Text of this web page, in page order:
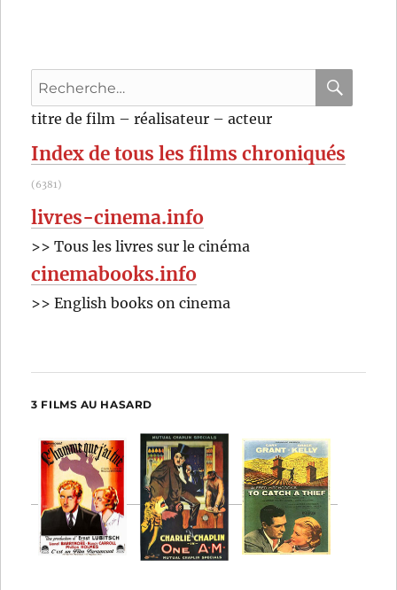
Recherche
pour
:
titre de film – réalisateur – acteur
Index de tous les films chroniqués
(6381)
livres-cinema.info
>> Tous les livres sur le cinéma
cinemabooks.info
>> English books on cinema
3 FILMS AU HASARD